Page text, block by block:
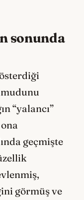
sonunda
“yalancı”
geçmişte
görmüş ve